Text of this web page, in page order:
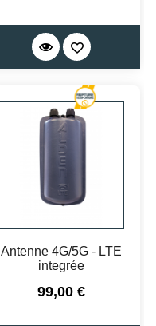
Antenne 4G/5G - LTE
integrée
Prix
99,00 €